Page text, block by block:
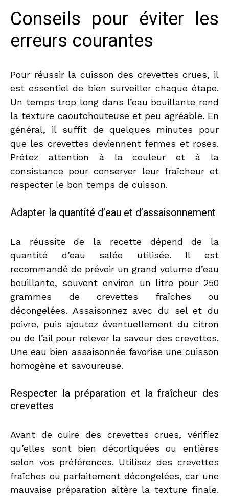
Conseils pour éviter les
erreurs courantes
Pour réussir la cuisson des crevettes crues, il
est essentiel de bien surveiller chaque étape.
Un temps trop long dans l’eau bouillante rend
la texture caoutchouteuse et peu agréable. En
général, il suffit de quelques minutes pour
que les crevettes deviennent fermes et roses.
Prêtez attention à la couleur et à la
consistance pour conserver leur fraîcheur et
respecter le bon temps de cuisson.
Adapter la quantité d’eau et d’assaisonnement
La réussite de la recette dépend de la
quantité d’eau salée utilisée. Il est
recommandé de prévoir un grand volume d’eau
bouillante, souvent environ un litre pour 250
grammes de crevettes fraîches ou
décongelées. Assaisonnez avec du sel et du
poivre, puis ajoutez éventuellement du citron
ou de l’ail pour relever la saveur des crevettes.
Une eau bien assaisonnée favorise une cuisson
homogène et savoureuse.
Respecter la préparation et la fraîcheur des
crevettes
Avant de cuire des crevettes crues, vérifiez
qu’elles sont bien décortiquées ou entières
selon vos préférences. Utilisez des crevettes
fraîches ou parfaitement décongelées, car une
mauvaise préparation altère la texture finale.